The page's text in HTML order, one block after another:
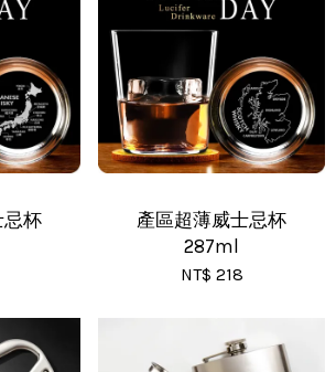
以下) - 運費 170 元
- 運費 210 元
以下) - 運費 250 元
忌杯
產區超薄威士忌杯
287ml
NT$ 218